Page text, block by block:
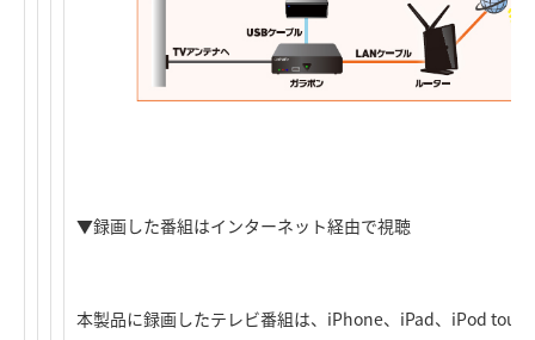
▼録画した番組はインターネット経由で視聴
本製品に録画したテレビ番組は、iPhone、iPad、iPod